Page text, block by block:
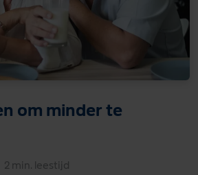
om minder te
2 min. leestijd